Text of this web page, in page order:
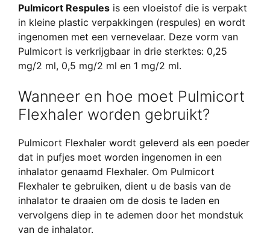
Pulmicort Respules is een vloeistof die is verpakt
in kleine plastic verpakkingen (respules) en wordt
ingenomen met een vernevelaar. Deze vorm van
Pulmicort is verkrijgbaar in drie sterktes: 0,25
mg/2 ml, 0,5 mg/2 ml en 1 mg/2 ml.
Wanneer en hoe moet Pulmicort
Flexhaler worden gebruikt?
Pulmicort Flexhaler wordt geleverd als een poeder
dat in pufjes moet worden ingenomen in een
inhalator genaamd Flexhaler. Om Pulmicort
Flexhaler te gebruiken, dient u de basis van de
inhalator te draaien om de dosis te laden en
vervolgens diep in te ademen door het mondstuk
van de inhalator.